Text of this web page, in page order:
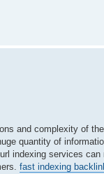
and complexity of
quantity of
indexing services can
fast indexing